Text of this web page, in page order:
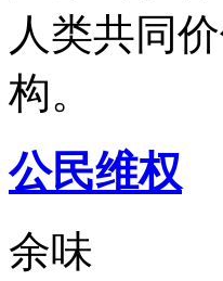
人类共同
构。
公民维权
余味